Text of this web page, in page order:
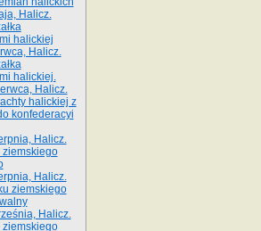
Halicz.
halickiej
Halicz.
halickiej.
Halicz.
halickiej z
konfederacyi
Halicz.
ziemskiego
Halicz.
ziemskiego
Halicz.
ziemskiego